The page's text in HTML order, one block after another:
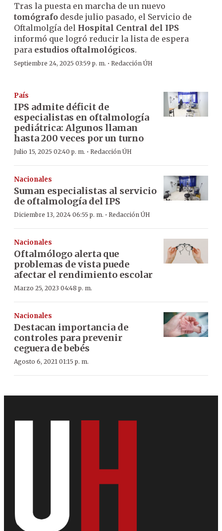
Tras la puesta en marcha de un nuevo
tomógrafo desde julio pasado, el Servicio de
Oftalmolgía del Hospital Central del IPS
informó que logró reducir la lista de espera
para estudios oftalmológicos.
Septiembre 24, 2025 03:59 p. m. · Redacción ÚH
País
IPS admite déficit de
especialistas en oftalmología
pediátrica: Algunos llaman
hasta 200 veces por un turno
Julio 15, 2025 02:40 p. m. · Redacción ÚH
Nacionales
Suman especialistas al servicio
de oftalmología del IPS
Diciembre 13, 2024 06:55 p. m. · Redacción ÚH
Nacionales
Oftalmólogo alerta que
problemas de vista puede
afectar el rendimiento escolar
Marzo 25, 2023 04:48 p. m.
Nacionales
Destacan importancia de
controles para prevenir
ceguera de bebés
Agosto 6, 2021 01:15 p. m.